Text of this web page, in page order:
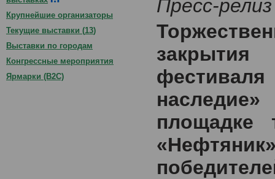
Пресс-релиз
закрытия
площадке
Крупнейшие организаторы
Текущие выставки (13)
Выставки по городам
Конгрессные мероприятия
Ярмарки (B2C)